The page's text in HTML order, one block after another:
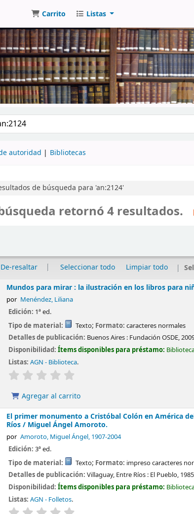
Carrito Listas
en el catálogo
autoridad Bibliotecas
de búsqueda para 'an:2124'
retornó 4 resultados.
De-resaltar Seleccionar todo Limpiar todo
Mundos para mirar : la ilustración en los libros para
por Menéndez, Liliana
Edición: 1ª ed.
Tipo de material:
Texto; Formato: caracteres normales
Detalles de publicación: Buenos Aires : Fundación OSDE,
Disponibilidad:Ítems disponibles para préstamo:
Listas: AGN - Biblioteca.
valoración
Agregar al carrito
El primer monumento a Cristóbal Colón en América
Ríos / Miguel Ángel Amoroto.
por Amoroto, Miguel Ángel, 1907-2004
Edición:3ª ed.
Tipo de material:
Texto; Formato: impreso caracteres
Detalles de publicación:Villaguay, Entre Ríos : El Pueblo, 1985
Disponibilidad:Ítems disponibles para préstamo:
Listas: AGN - Folletos.
valoración